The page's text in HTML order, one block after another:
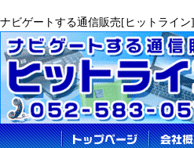
ナビゲートする通信販売[ヒットライン]